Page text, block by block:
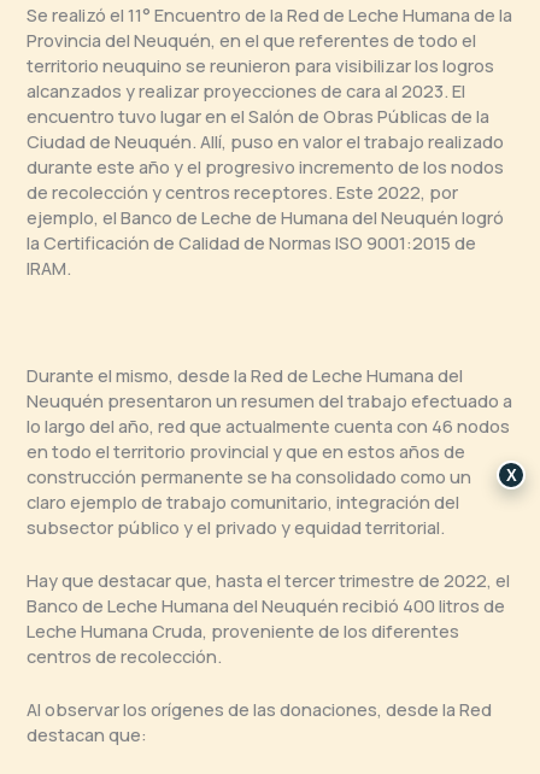
Se realizó el 11° Encuentro de la Red de Leche Humana de la
Provincia del Neuquén, en el que referentes de todo el
territorio neuquino se reunieron para visibilizar los logros
alcanzados y realizar proyecciones de cara al 2023. El
encuentro tuvo lugar en el Salón de Obras Públicas de la
Ciudad de Neuquén. Allí, puso en valor el trabajo realizado
durante este año y el progresivo incremento de los nodos
de recolección y centros receptores. Este 2022, por
ejemplo, el Banco de Leche de Humana del Neuquén logró
la Certificación de Calidad de Normas ISO 9001:2015 de
IRAM.
Durante el mismo, desde la Red de Leche Humana del
Neuquén presentaron un resumen del trabajo efectuado a
lo largo del año, red que actualmente cuenta con 46 nodos
en todo el territorio provincial y que en estos años de
construcción permanente se ha consolidado como un
claro ejemplo de trabajo comunitario, integración del
subsector público y el privado y equidad territorial.
Hay que destacar que, hasta el tercer trimestre de 2022, el
Banco de Leche Humana del Neuquén recibió 400 litros de
Leche Humana Cruda, proveniente de los diferentes
centros de recolección.
Al observar los orígenes de las donaciones, desde la Red
destacan que:
X